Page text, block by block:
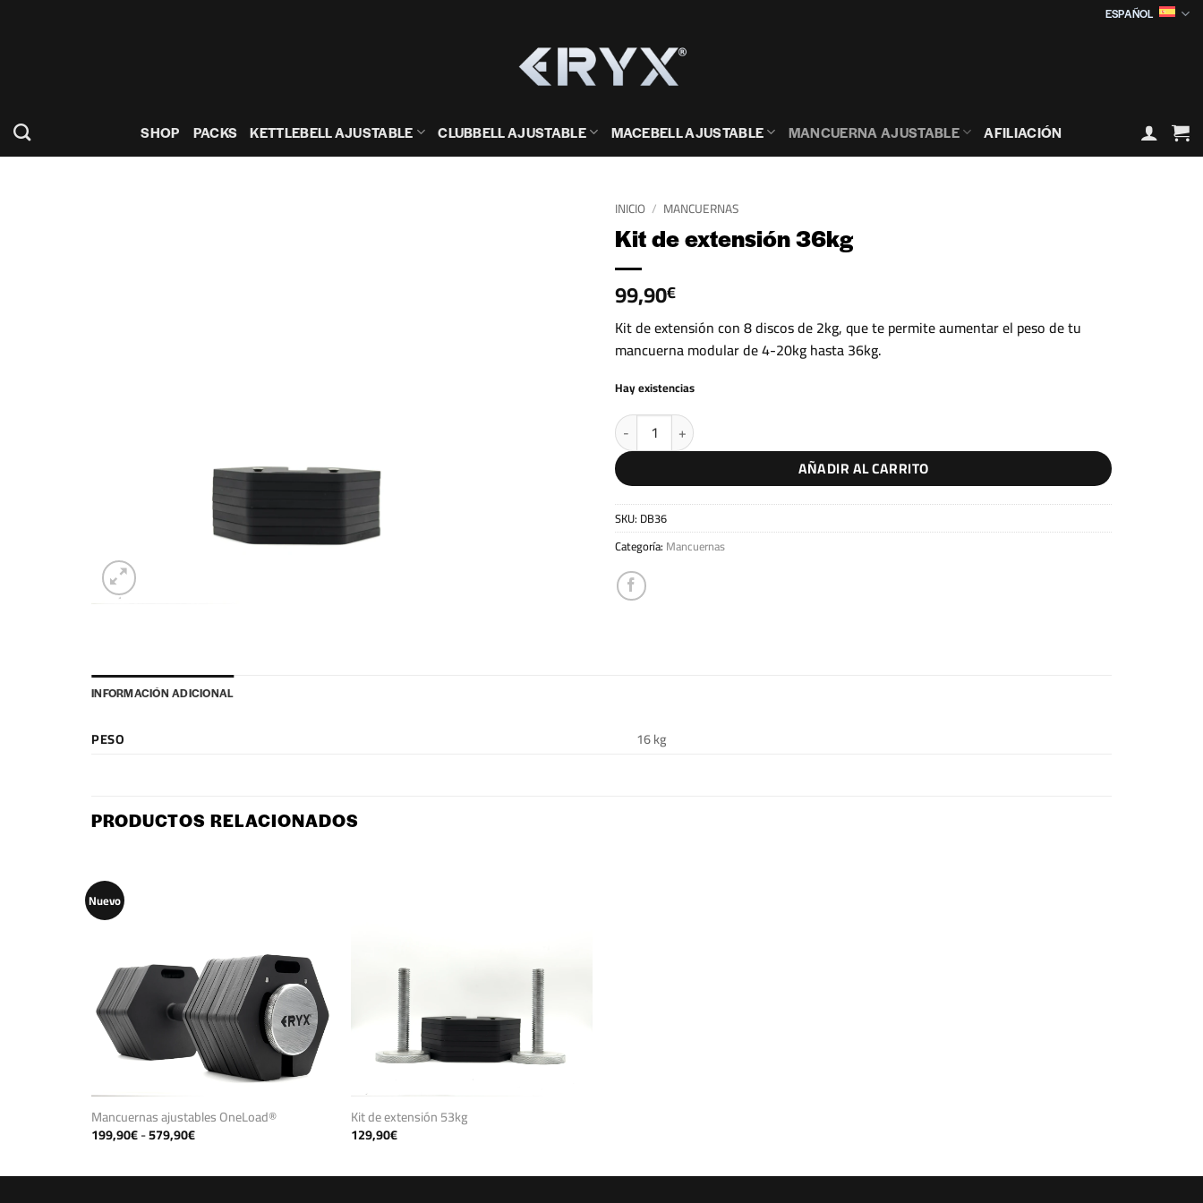
ESPAÑOL
SHOP PACKS KETTLEBELL AJUSTABLE CLUBBELL AJUSTABLE MACEBELL AJUSTABLE MANCUERNA AJUSTABLE AFILIACIÓN
INICIO / MANCUERNAS
Kit de extensión 36kg
99,90€
Kit de extensión con 8 discos de 2kg, que te permite aumentar el peso de tu
mancuerna modular de 4-20kg hasta 36kg.
Hay existencias
Kit de extensión 36kg cantidad
AÑADIR AL CARRITO
SKU: DB36
Categoría: Mancuernas
INFORMACIÓN ADICIONAL
PESO 16 kg
PRODUCTOS RELACIONADOS
Nuevo
Mancuernas ajustables OneLoad®
199,90€-579,90€Rango
de
desde
199,90€
Kit de extensión 53kg
129,90€